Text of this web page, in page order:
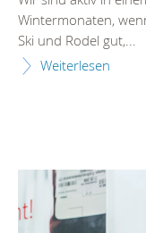
Wintermonaten,
Ski und Rodel gut,...
Weiterlesen